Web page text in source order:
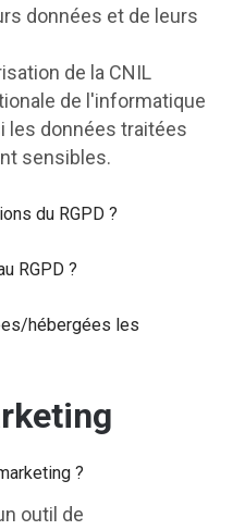
données et de leurs
de la CNIL
de l'informatique
les données traitées
sensibles.
du RGPD ?
RGPD ?
hébergées les
?
outil de